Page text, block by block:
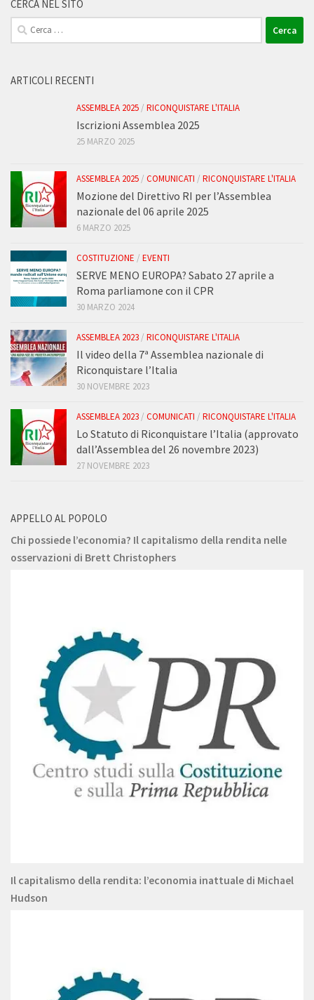
CERCA NEL SITO
Ricerca
per:
ARTICOLI RECENTI
ASSEMBLEA 2025 / RICONQUISTARE L'ITALIA
Iscrizioni Assemblea 2025
25 MARZO 2025
ASSEMBLEA 2025 / COMUNICATI / RICONQUISTARE L'ITALIA
Mozione del Direttivo RI per l’Assemblea
nazionale del 06 aprile 2025
6 MARZO 2025
COSTITUZIONE / EVENTI
SERVE MENO EUROPA? Sabato 27 aprile a
Roma parliamone con il CPR
30 MARZO 2024
ASSEMBLEA 2023 / RICONQUISTARE L'ITALIA
Il video della 7ª Assemblea nazionale di
Riconquistare l’Italia
30 NOVEMBRE 2023
ASSEMBLEA 2023 / COMUNICATI / RICONQUISTARE L'ITALIA
Lo Statuto di Riconquistare l’Italia (approvato
dall’Assemblea del 26 novembre 2023)
27 NOVEMBRE 2023
APPELLO AL POPOLO
Chi possiede l’economia? Il capitalismo della rendita nelle
osservazioni di Brett Christophers
Il capitalismo della rendita: l’economia inattuale di Michael
Hudson